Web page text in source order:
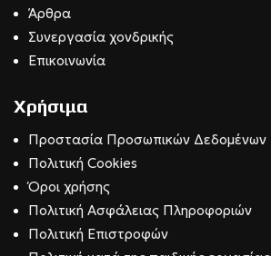
Άρθρα
Συνεργασία χονδρικής
Επικοινωνία
Χρήσιμα
Προστασία Προσωπικών Δεδομένων
Πολιτική Cookies
Όροι χρήσης
Πολιτική Ασφάλειας Πληροφοριών
Πολιτική Επιστροφών